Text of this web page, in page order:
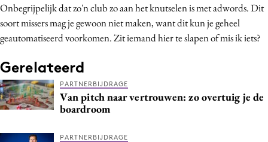
Martech
Media
Merkstrategie
PR
Programmatic
Purpose Marketing
Onbegrijpelijk dat zo'n club zo aan het knutselen is met adwords. Dit
soort missers mag je gewoon niet maken, want dit kun je geheel
geautomatiseerd voorkomen. Zit iemand hier te slapen of mis ik iets?
Gerelateerd
PARTNERBIJDRAGE
Van pitch naar vertrouwen: zo overtuig je de
boardroom
PARTNERBIJDRAGE